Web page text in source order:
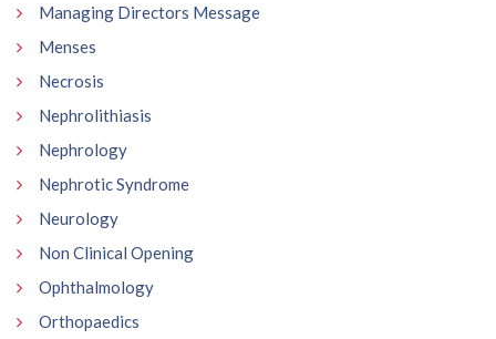
Managing Directors Message
Menses
Necrosis
Nephrolithiasis
Nephrology
Nephrotic Syndrome
Neurology
Non Clinical Opening
Ophthalmology
Orthopaedics